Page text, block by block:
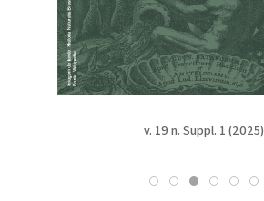
v. 19 n. Suppl. 1 (2025)